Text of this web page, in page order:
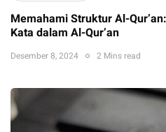
Memahami Struktur Al-
Kata dalam Al-Qur’an
Desember 8, 2024 2 Mins read